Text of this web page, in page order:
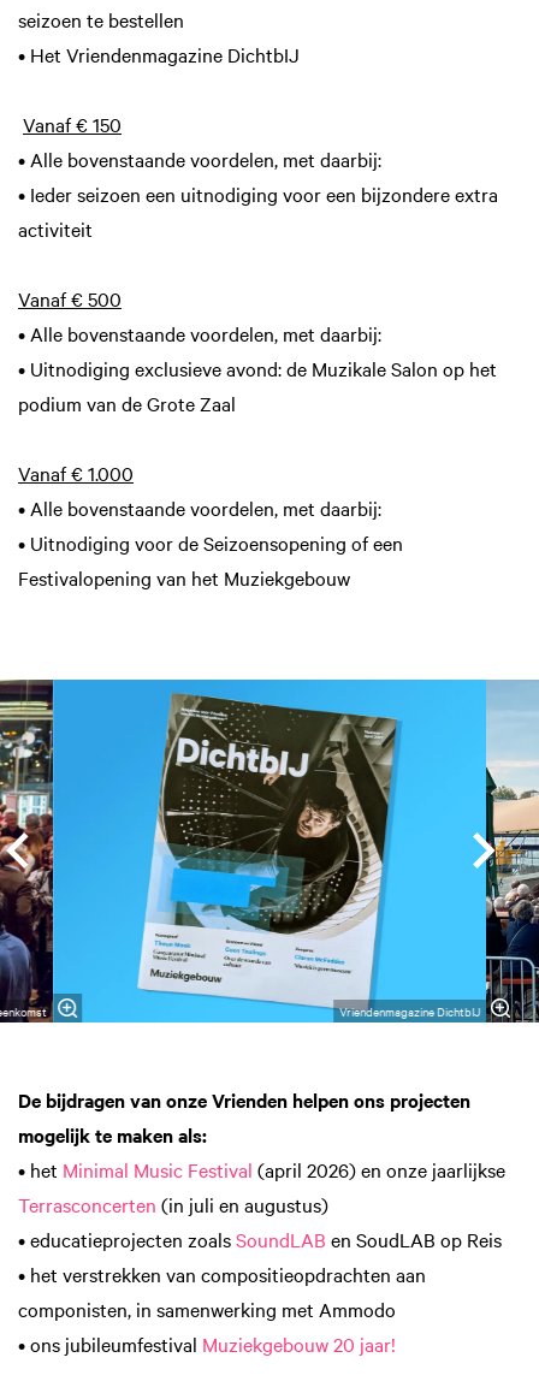
seizoen te bestellen
• Het Vriendenmagazine DichtbIJ
Vanaf € 150
• Alle bovenstaande voordelen, met daarbij:
• Ieder seizoen een uitnodiging voor een bijzondere extra
activiteit
Vanaf € 500
• Alle bovenstaande voordelen, met daarbij:
• Uitnodiging exclusieve avond: de Muzikale Salon op het
podium van de Grote Zaal
Vanaf € 1.000
• Alle bovenstaande voordelen, met daarbij:
• Uitnodiging voor de Seizoensopening of een
Festivalopening van het Muziekgebouw
Overslaan
Vriendenmagazine DichtbIJ
De bijdragen van onze Vrienden helpen ons projecten
mogelijk te maken als:
• het Minimal Music Festival (april 2026) en onze jaarlijkse
Terrasconcerten (in juli en augustus)
• educatieprojecten zoalsSoundLAB en SoudLAB op Reis
• het verstrekken van compositieopdrachten aan
componisten, in samenwerking met Ammodo
• ons jubileumfestival Muziekgebouw 20 jaar!